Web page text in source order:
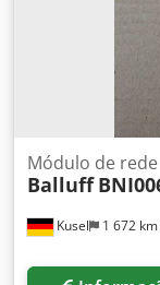
Kusel 1 672 km
Módulo de rede
Balluff